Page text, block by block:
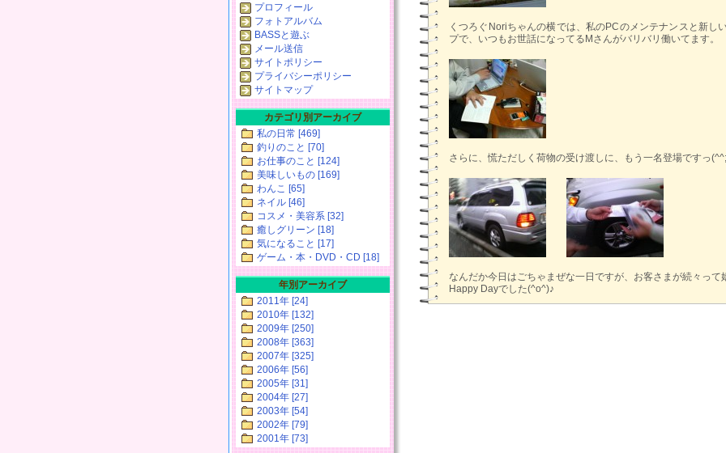
くつろぐNoriちゃんの横では、私のPCのメンテナンスと新し
プで、いつもお世話になってるMさんがバリバリ働いてます。
さらに、慌ただしく荷物の受け渡しに、もう一名登場ですっ
なんだか今日はごちゃまぜな一日ですが、お客さまが続々って
Happy Dayでした(^o^)♪
プロフィール
フォトアルバム
BASSと遊ぶ
メール送信
サイトポリシー
プライバシーポリシー
サイトマップ
カテゴリ別アーカイブ
私の日常 [469]
釣りのこと [70]
お仕事のこと [124]
美味しいもの [169]
わんこ [65]
ネイル [46]
コスメ・美容系 [32]
癒しグリーン [18]
気になること [17]
ゲーム・本・DVD・CD [18]
年別アーカイブ
2011年 [24]
2010年 [132]
2009年 [250]
2008年 [363]
2007年 [325]
2006年 [56]
2005年 [31]
2004年 [27]
2003年 [54]
2002年 [79]
2001年 [73]